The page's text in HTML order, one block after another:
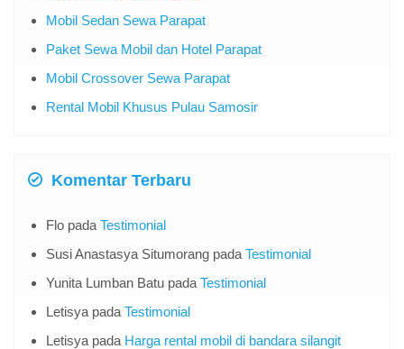
Mobil Sedan Sewa Parapat
Paket Sewa Mobil dan Hotel Parapat
Mobil Crossover Sewa Parapat
Rental Mobil Khusus Pulau Samosir
Komentar Terbaru
Flo pada Testimonial
Susi Anastasya Situmorang pada Testimonial
Yunita Lumban Batu pada Testimonial
Letisya pada Testimonial
Letisya pada Harga rental mobil di bandara silangit